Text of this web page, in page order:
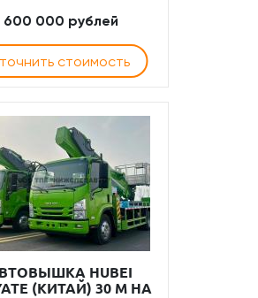
600 000 рублей
стоимость
HUBEI
(КИТАЙ) 30 М НА